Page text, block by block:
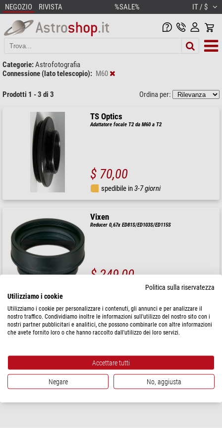
NEGOZIO RIVISTA %SALE% IT / $
Categorie:Astrofotografia
Connessione (lato telescopio): M60
Prodotti 1 - 3 di 3 Ordina per:
TS Optics
Adattatore focale T2 da M60 a T2
$ 70,00
spedibile in3-7 giorni
Vixen
Reducer 0,67x ED81S/ED103S/ED115S
$ 249,00
1-2 settimane
Vixen
Adattore Fotocamera Adapter 60DX per Nikon
$ 147,00
spedibile in1-2 settimane
Politica sulla riservatezza
Utilizziamo i cookie
Utilizziamo i cookie per personalizzare i contenuti, gli annunci e per analizzare il
nostro traffico. Condividiamo inoltre le informazioni sull'utilizzo del nostro sito con i
nostri partner pubblicitari e analitici, che possono combinarle con altre informazioni
che avete fornito loro o che hanno raccolto dall'utilizzo dei loro servizi.
Accettare tutti
Negare No, aggiusta